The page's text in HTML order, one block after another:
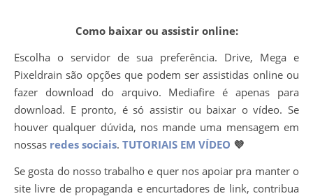
Como baixar ou assistir online:
Escolha o servidor de sua preferência. Drive, Mega e
Pixeldrain são opções que podem ser assistidas online ou
fazer download do arquivo. Mediafire é apenas para
download. E pronto, é só assistir ou baixar o vídeo. Se
houver qualquer dúvida, nos mande uma mensagem em
nossas redes sociais. TUTORIAIS EM VÍDEO 💜
Se gosta do nosso trabalho e quer nos apoiar pra manter o
site livre de propaganda e encurtadores de link, contribua